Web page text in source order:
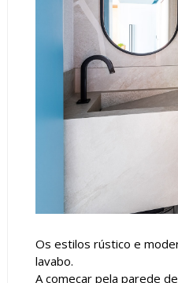
Os estilos rústico e
lavabo.
A começar pela parede